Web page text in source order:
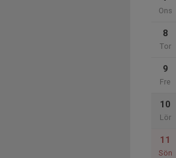
Ons
8
Tor
9
Fre
10
Lör
11
Sön